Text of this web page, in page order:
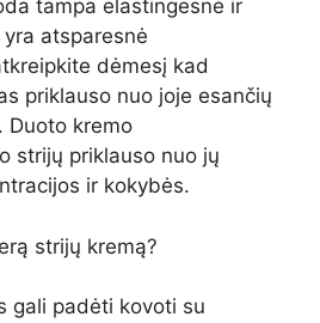
tampa elastingesnė ir
atsparesnė
dėmesį kad
priklauso nuo joje esančių
Duoto kremo
strijų priklauso nuo jų
ir kokybės.
strijų kremą?
gali padėti kovoti su